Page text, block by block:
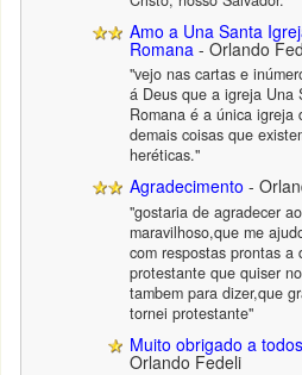
Amo a Una Santa
Romana - Orlando
"vejo nas cartas e
á Deus que a igreja Una
Romana é a única igreja
demais coisas que
heréticas."
Agradecimento -
"gostaria de agradecer
maravilhoso,que me
com respostas prontas a
protestante que quiser
tambem para dizer,que
tornei protestante"
Muito obrigado a
Orlando Fedeli